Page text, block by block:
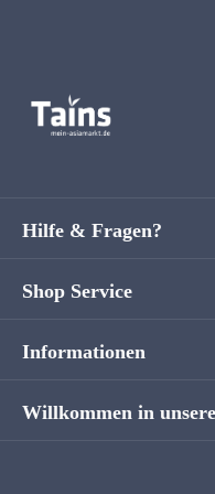
Willkommen in
Hilfe & Fragen?
Shop Service
Informationen